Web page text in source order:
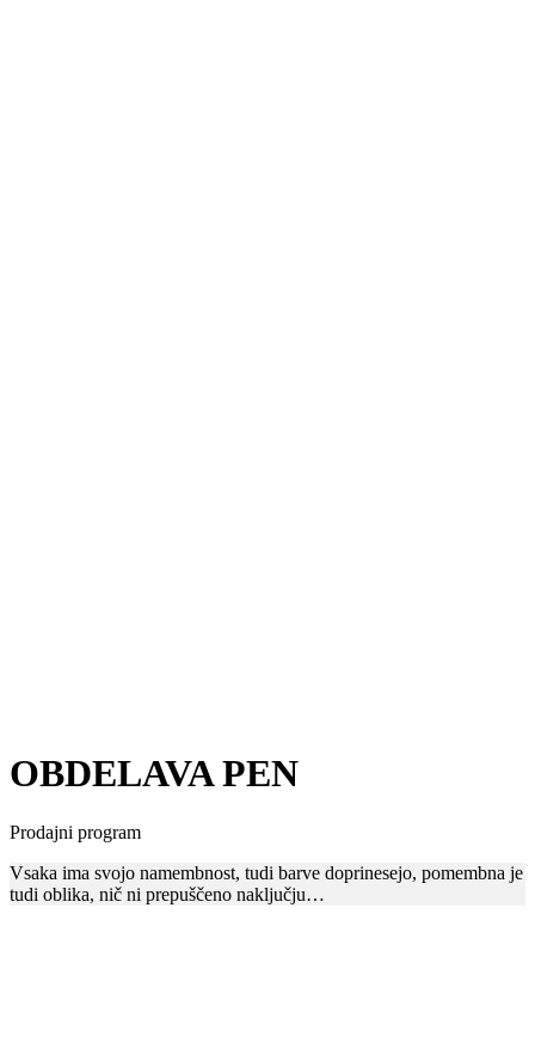
OBDELAVA PEN
Prodajni program
Vsaka ima svojo namembnost, tudi barve doprinesejo, pomembna je
tudi oblika, nič ni prepuščeno naključju…